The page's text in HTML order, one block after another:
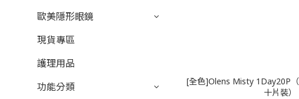
歐美隱形眼鏡
現貨專區
護理用品
功能分類
[全色]Olens Misty 1Day20P
十片裝）